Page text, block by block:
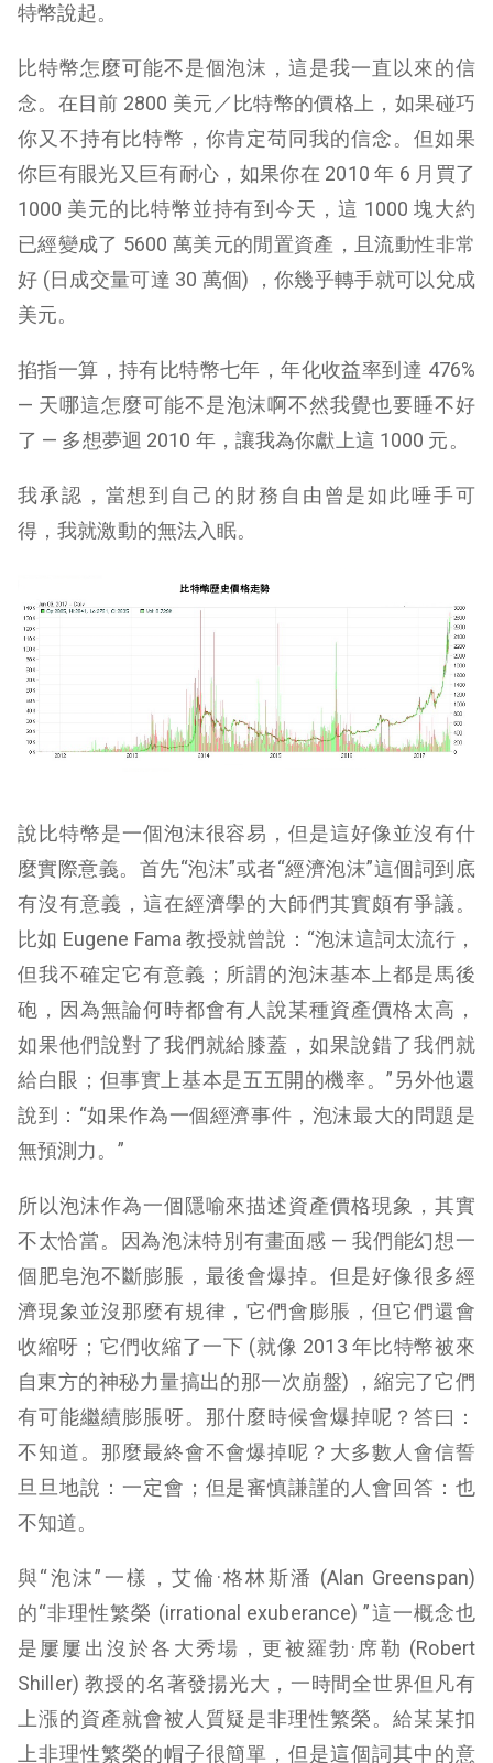
特幣說起。
比特幣怎麼可能不是個泡沫，這是我一直以來的信
念。在目前 2800 美元／比特幣的價格上，如果碰巧
你又不持有比特幣，你肯定苟同我的信念。但如果
你巨有眼光又巨有耐心，如果你在 2010 年 6 月買了
1000 美元的比特幣並持有到今天，這 1000 塊大約
已經變成了 5600 萬美元的閒置資產，且流動性非常
好 (日成交量可達 30 萬個) ，你幾乎轉手就可以兌成
美元。
掐指一算，持有比特幣七年，年化收益率到達 476%
— 天哪這怎麼可能不是泡沫啊不然我覺也要睡不好
了 — 多想夢迴 2010 年，讓我為你獻上這 1000 元。
我承認，當想到自己的財務自由曾是如此唾手可
得，我就激動的無法入眠。
說比特幣是一個泡沫很容易，但是這好像並沒有什
麼實際意義。首先“泡沫”或者“經濟泡沫”這個詞到底
有沒有意義，這在經濟學的大師們其實頗有爭議。
比如 Eugene Fama 教授就曾說：“泡沫這詞太流行，
但我不確定它有意義；所謂的泡沫基本上都是馬後
砲，因為無論何時都會有人說某種資產價格太高，
如果他們說對了我們就給膝蓋，如果說錯了我們就
給白眼；但事實上基本是五五開的機率。”另外他還
說到：“如果作為一個經濟事件，泡沫最大的問題是
無預測力。”
所以泡沫作為一個隱喻來描述資產價格現象，其實
不太恰當。因為泡沫特別有畫面感 — 我們能幻想一
個肥皂泡不斷膨脹，最後會爆掉。但是好像很多經
濟現象並沒那麼有規律，它們會膨脹，但它們還會
收縮呀；它們收縮了一下 (就像 2013 年比特幣被來
自東方的神秘力量搞出的那一次崩盤) ，縮完了它們
有可能繼續膨脹呀。那什麼時候會爆掉呢？答曰：
不知道。那麼最終會不會爆掉呢？大多數人會信誓
旦旦地說：一定會；但是審慎謙謹的人會回答：也
不知道。
與“泡沫”一樣， 艾倫·格林斯潘 (Alan Greenspan)
的“非理性繁榮 (irrational exuberance) ”這一概念也
是屢屢出沒於各大秀場，更被羅勃· 席勒 (Robert
Shiller) 教授的名著發揚光大，一時間全世界但凡有
上漲的資產就會被人質疑是非理性繁榮。給某某扣
上非理性繁榮的帽子很簡單，但是這個詞其中的意